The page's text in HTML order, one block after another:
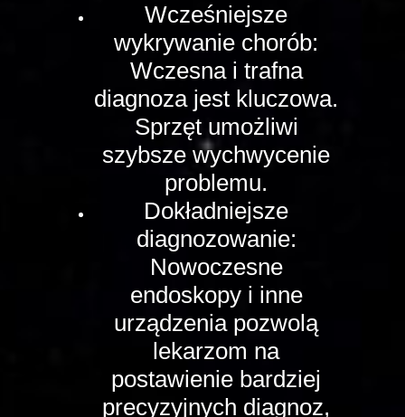
Wcześniejsze
wykrywanie chorób:
Wczesna i trafna
diagnoza jest kluczowa.
Sprzęt umożliwi
szybsze wychwycenie
problemu.
Dokładniejsze
diagnozowanie:
Nowoczesne
endoskopy i inne
urządzenia pozwolą
lekarzom na
postawienie bardziej
precyzyjnych diagnoz,